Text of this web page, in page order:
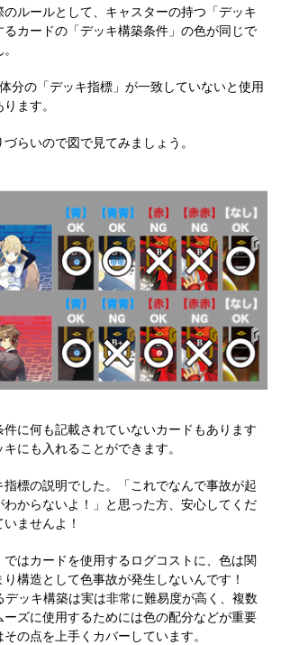
ルールとして、キャスターの持つ「デッキ
カードの「デッキ構築条件」の色が同じで
分の「デッキ指標」が一致していないと使用
ます。
らいので図で見てみましょう。
に何も記載されていないカードもあります
にも入れることができます。
標の説明でした。「これでなんで事故が起
わからないよ！」と思った方、安心してくだ
ませんよ！
ではカードを使用するログコストに、色は関
構造として色事故が発生しないんです！
ッキ構築は実は非常に難易度が高く、複数
ズに使用するためには色の配分などが重要
の点を上手くカバーしています。